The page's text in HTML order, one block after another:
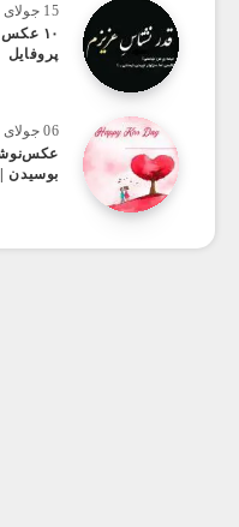
15 جولای 2020
۱۰
پروفایل
06 جولای 2020
بوسیدن